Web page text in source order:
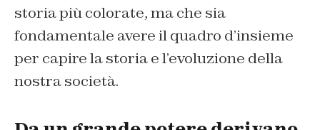
storia più colorate, ma che sia
fondamentale avere il quadro d’insieme
per capire la storia e l’evoluzione della
nostra società.